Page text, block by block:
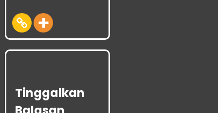
Tinggalkan